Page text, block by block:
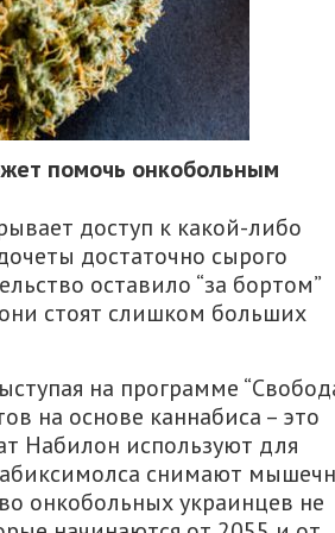
помочь онкобольным
доступ к какой-либо
достаточно сырого
оставило “за бортом”
стоят слишком больших
на программе
на основе каннабиса – это
Набилон используют для
снимают
онкобольных украинцев не